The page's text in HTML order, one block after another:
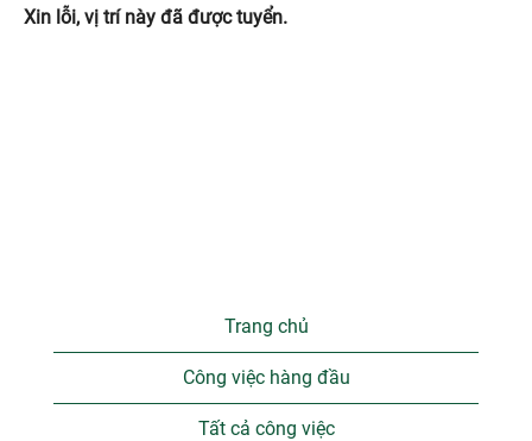
Xin lỗi, vị trí này đã được tuyển.
Trang chủ
Công việc hàng đầu
Tất cả công việc